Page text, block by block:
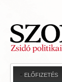
ELŐFIZETÉS